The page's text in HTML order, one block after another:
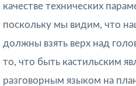
качестве технических
поскольку мы видим, что
должны взять верх над
то, что быть кастильским
разговорным языком на